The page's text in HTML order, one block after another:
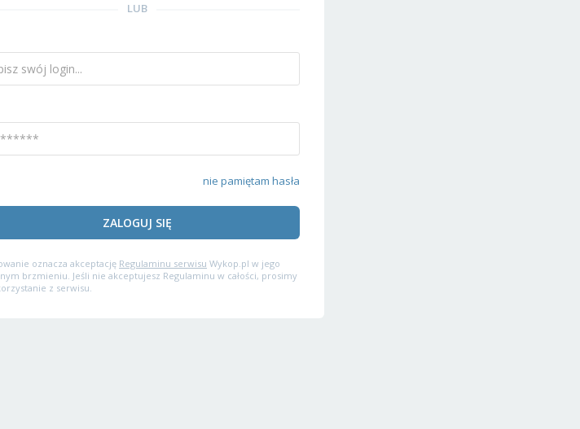
LUB
nie pamiętam hasła
ZALOGUJ SIĘ
oznacza akceptację Regulaminu serwisu Wykop.pl w jego
brzmieniu. Jeśli nie akceptujesz Regulaminu w całości, prosimy
z serwisu.